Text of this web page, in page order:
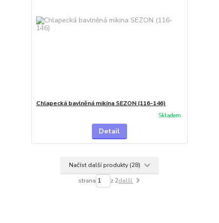
Chlapecká bavlněná mikina SEZON (116-146)
Skladem
Detail
Načíst další produkty (28)
strana z 2další